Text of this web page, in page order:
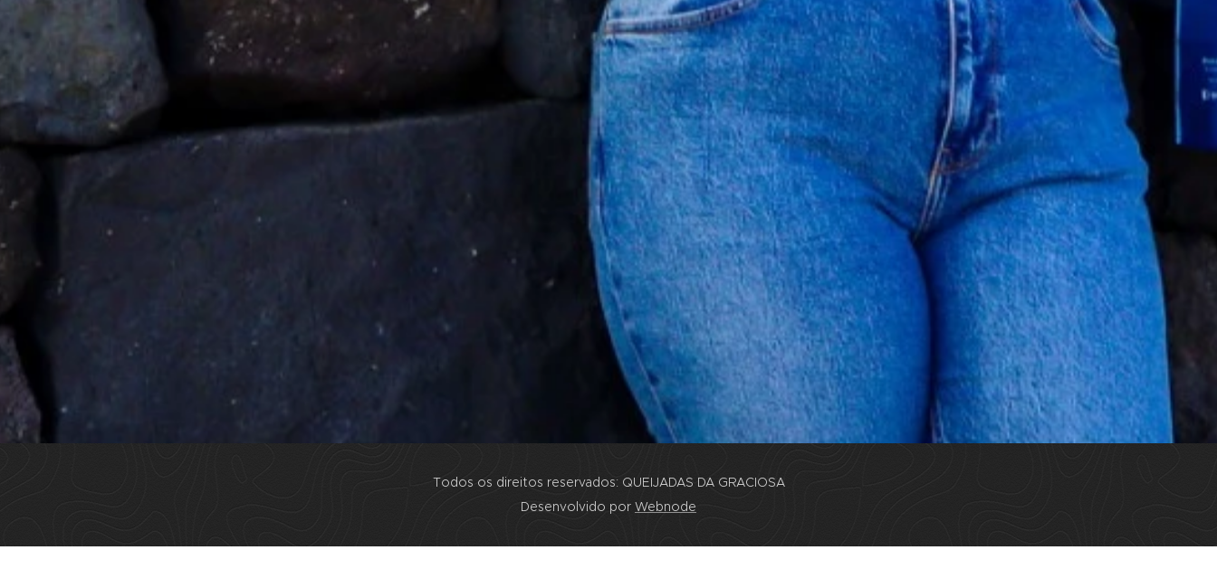
Todos os direitos reservados: QUEIJADAS DA GRACIOSA
Desenvolvido por Webnode